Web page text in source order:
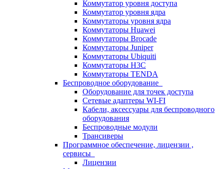
Коммутатор уровня доступа
Коммутатор уровня ядра
Коммутаторы уровня ядра
Коммутаторы Huawei
Коммутаторы Brocade
Коммутаторы Juniper
Коммутаторы Ubiquiti
Коммутаторы H3C
Коммутаторы TENDA
Беспроводное оборудование
Оборудование для точек доступа
Сетевые адаптеры WI-FI
Кабели, аксессуары для беспроводного
оборудования
Беспроводные модули
Трансиверы
Программное обеспечение, лицензии ,
сервисы
Лицензии